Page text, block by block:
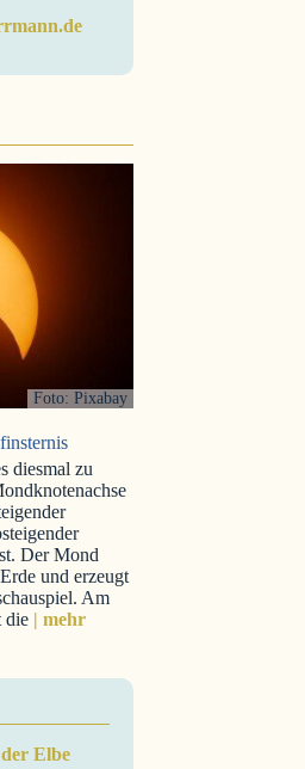
Foto: Pixabay
diesmal zu
Der Mond
und erzeugt
Am
die | mehr
Elbe